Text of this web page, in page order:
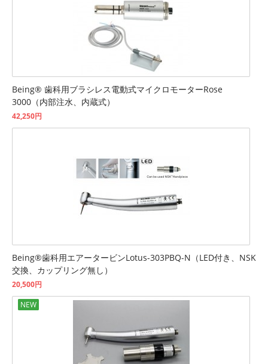
Being® 歯科用ブラシレス電動式マイクロモーターRose
3000（内部注水、内蔵式）
42,250円
Being®歯科用エアータービンLotus-303PBQ-N（LED付き、NSK
交換、カップリング無し）
20,500円
NEW